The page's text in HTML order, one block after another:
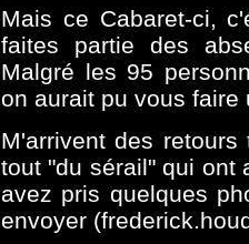
Mais ce Cabaret-ci,
faites partie des
Malgré les 95
on aurait pu vous faire
M'arrivent des
tout "du sérail" qui ont
avez pris quelques
envoyer